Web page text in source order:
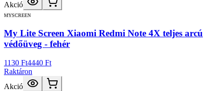
Akció
MYSCREEN
My Lite Screen Xiaomi Redmi Note 4X teljes arcú
védőüveg - fehér
1130 Ft4440 Ft
Raktáron
Akció